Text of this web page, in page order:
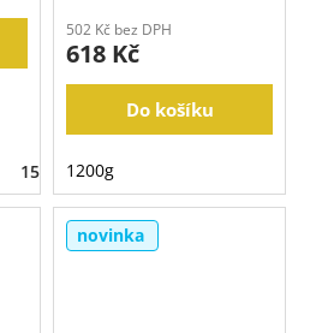
150 mm
502 Kč bez DPH
618 Kč
Do košíku
1200g
novinka